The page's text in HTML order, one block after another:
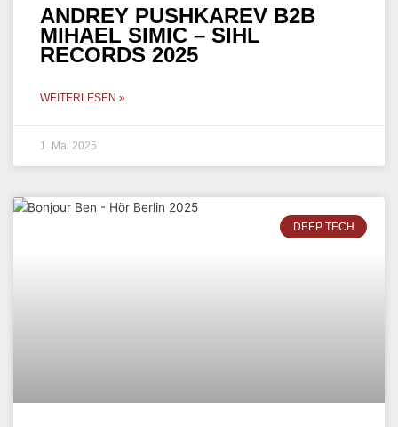
ANDREY PUSHKAREV B2B
MIHAEL SIMIC – SIHL
RECORDS 2025
WEITERLESEN »
1. Mai 2025
DEEP TECH